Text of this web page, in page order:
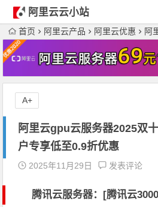
阿里云云小站
首页 阿里云产品 阿里云优惠 阿
阿里云gpu云服务器2025双
户专享低至0.9折优惠
2025年11月29日 发表评论
腾讯云服务器：[腾讯云
A+